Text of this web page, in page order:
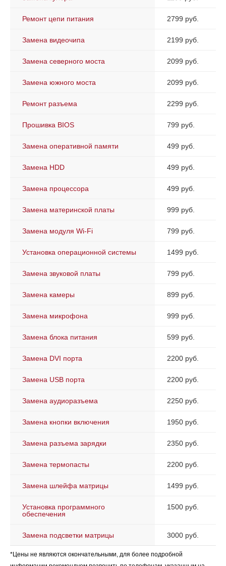
Ремонт цепи питания 2799 руб.
Замена видеочипа 2199 руб.
Замена северного моста 2099 руб.
Замена южного моста 2099 руб.
Ремонт разъема 2299 руб.
Прошивка BIOS 799 руб.
Замена оперативной памяти 499 руб.
Замена HDD 499 руб.
Замена процессора 499 руб.
Замена материнской платы 999 руб.
Замена модуля Wi-Fi 799 руб.
Установка операционной системы 1499 руб.
Замена звуковой платы 799 руб.
Замена камеры 899 руб.
Замена микрофона 999 руб.
Замена блока питания 599 руб.
Замена DVI порта 2200 руб.
Замена USB порта 2200 руб.
Замена аудиоразъема 2250 руб.
Замена кнопки включения 1950 руб.
Замена разъема зарядки 2350 руб.
Замена термопасты 2200 руб.
Замена шлейфа матрицы 1499 руб.
Установка программного
обеспечения
1500 руб.
Замена подсветки матрицы 3000 руб.
*Цены не являются окончательными, для более подробной